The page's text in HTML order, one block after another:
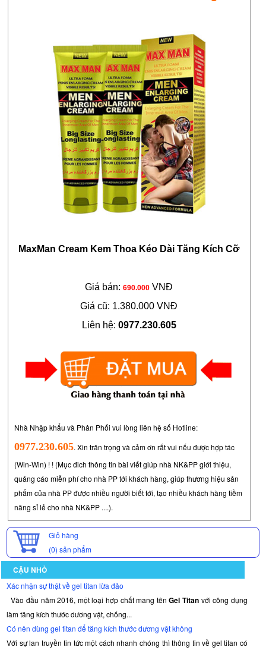
MaxMan Cream Kem Thoa Kéo Dài Tăng Kích Cỡ
Giá bán:690.000 VNĐ
Giá cũ: 1.380.000 VNĐ
Liên hệ: 0977.230.605
Nhà Nhập khẩu và Phân Phối vui lòng liên hệ số Hotline:
0977.230.605. Xin trân trọng và cảm ơn rất vui nếu được hợp tác
(Win-Win) ! ! (Mục đich thông tin bài viết giúp nhà NK&PP giới thiệu,
quảng cáo miễn phí cho nhà PP tới khách hàng, giúp thương hiệu sản
phẩm của nhà PP được nhiều người biết tới, tạo nhiều khách hàng tiềm
năng sỉ lẻ cho nhà NK&PP ....).
Giỏ hàng
(0) sản phẩm
CẬU NHỎ
Xác nhận sự thật về gel titan lừa đảo
Vào đầu năm 2016, một loại hợp chất mang tênGel Titanvới công dụng
làm tăng kích thước dương vật, chống...
Có nên dùng gel titan để tăng kích thước dương vật không
Với sự lan truyền tin tức một cách nhanh chóng thì thông tin về gel titan có